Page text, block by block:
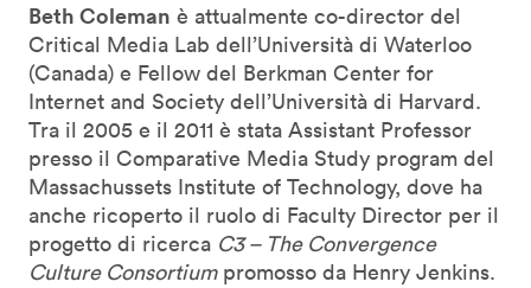
Beth Coleman è attualmente co-director del
Critical Media Lab dell’Università di Waterloo
(Canada) e Fellow del Berkman Center for
Internet and Society dell’Università di Harvard.
Tra il 2005 e il 2011 è stata Assistant Professor
presso il Comparative Media Study program del
Massachussets Institute of Technology, dove ha
anche ricoperto il ruolo di Faculty Director per il
progetto di ricerca C3 – The Convergence
Culture Consortiumpromosso da Henry Jenkins.